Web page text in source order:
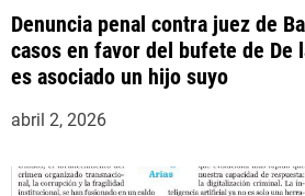
Denuncia penal contra juez de
casos en favor del bufete de De
es asociado un hijo suyo
abril 2, 2026